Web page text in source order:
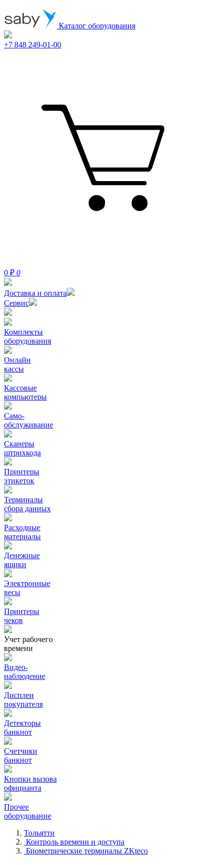
Каталог оборудования
+7 848 249-01-00
0 ₽ 0
Доставка и оплата
Сервис
Комплекты
оборудования
Онлайн
кассы
Кассовые
компьютеры
Само-
обслуживание
Сканеры
штрихкода
Принтеры
этикеток
Терминалы
сбора данных
Расходные
материалы
Денежные
ящики
Электронные
весы
Принтеры
чеков
Учет рабочего
времени
Видео‑
наблюдение
Дисплеи
покупателя
Детекторы
банкнот
Счетчики
банкнот
Кнопки вызова
официанта
Прочее
оборудование
Тольятти
Контроль времени и доступа
Биометрические терминалы ZKteco